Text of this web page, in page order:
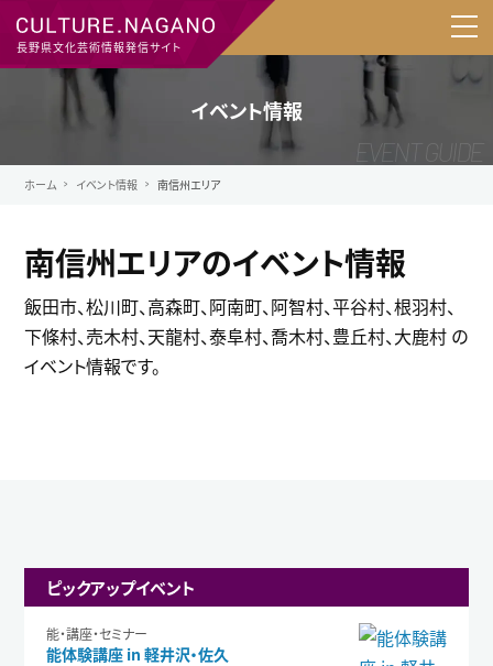
長野県文化芸術情報発信サイト
イベント情報
ホーム イベント情報 南信州エリア
南信州エリアのイベント情報
飯田市、松川町、高森町、阿南町、阿智村、平谷村、根羽村、
下條村、売木村、天龍村、泰阜村、喬木村、豊丘村、大鹿村 の
イベント情報です。
ピックアップイベント
能・講座・セミナー
能体験講座 in 軽井沢・佐久